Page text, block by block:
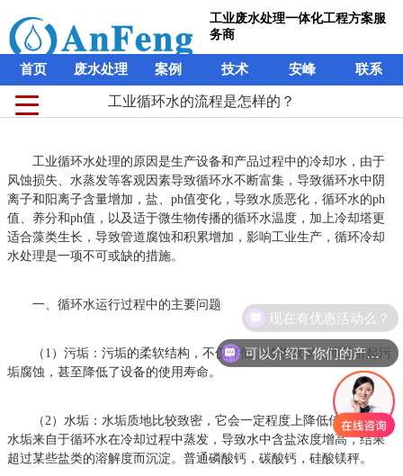
工业废水处理一体化工程方案服
务商
首页 废水处理 案例 技术 安峰 联系
工业循环水的流程是怎样的？
工业循环水处理的原因是生产设备和产品过程中的冷却水，由于
风蚀损失、水蒸发等客观因素导致循环水不断富集，导致循环水中阴
离子和阳离子含量增加，盐、ph值变化，导致水质恶化，循环水的ph
值、养分和ph值，以及适于微生物传播的循环水温度，加上冷却塔更
适合藻类生长，导致管道腐蚀和积累增加，影响工业生产，循环冷却
水处理是一项不可或缺的措施。
一、循环水运行过程中的主要问题
（1）污垢：污垢的柔软结构，不仅降低了传热效率，而且引起污
垢腐蚀，甚至降低了设备的使用寿命。
（2）水垢：水垢质地比较致密，它会一定程度上降低传热效率，
水垢来自于循环水在冷却过程中蒸发，导致水中含盐浓度增高，结果
超过某些盐类的溶解度而沉淀。普通磷酸钙，碳酸钙，硅酸镁秤。
可以介绍下你们的产品么？
现在有优惠活动么？